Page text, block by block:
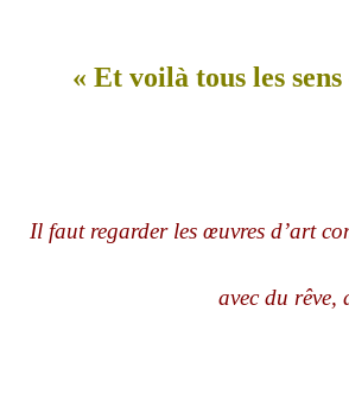
« Et voilà tous les
Il faut regarder les œuvres d’art
avec du rêve,